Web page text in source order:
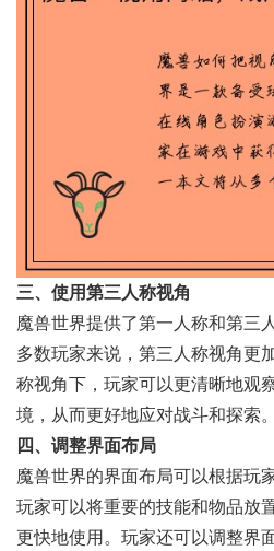
三、使用第三人称视角
魔兽世界提供了第一人称和第三
多数玩家来说，第三人称视角更
称视角下，玩家可以更清晰地观
境，从而更好地应对战斗和探索。
四、调整界面布局
魔兽世界的界面布局可以根据玩
玩家可以将重要的技能和物品放
更快地使用。玩家还可以调整界